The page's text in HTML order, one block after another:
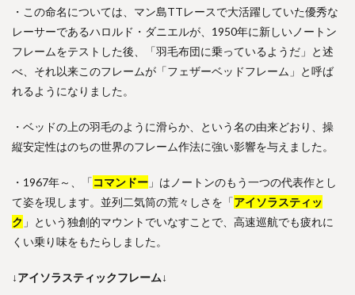
・この命名については、マン島TTレースで大活躍していた優秀な
レーサーであるハロルド・ダニエルが、1950年に新しいノートン
フレームをテストした後、「羽毛布団に乗っているようだ」と述
べ、それ以来このフレームが「フェザーベッドフレーム」と呼ば
れるようになりました。
・ベッドの上の羽毛のように滑らか、という名の由来どおり、操
縦安定性はのちの世界のフレーム作法に強い影響を与えました。
・1967年～、「コマンドー 」はノートンのもう一つの代表作とし
て姿を現します。並列二気筒の荒々しさを「アイソラスティッ
ク 」という独創的マウントでいなすことで、高速巡航でも疲れに
くい乗り味をもたらしました。
↓アイソラスティックフレーム↓